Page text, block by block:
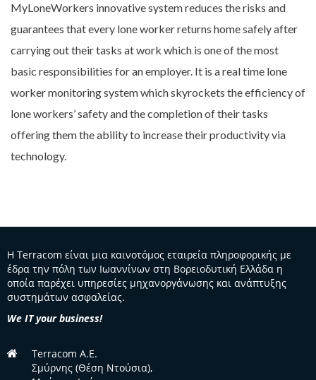
MyLoneWorkers M.A.R.S.
μοναχικούς εργαζομένους σας
Media
MyLoneWorkers innovative system reduces the risks and
guarantees that every lone worker returns home safely after
carrying out their tasks at work which is one of the most
basic responsibilities for an employer. It is a real time lone
worker monitoring system which skyrockets the efficiency of
lone workers’ safety and the completion of their tasks
offering them the ability to increase their productivity via
technology.
Η Terracom είναι μια καινοτόμος εταιρεία πληροφορικής με
έδρα την πόλη των Ιωαννίνων στη Βορειοδυτική Ελλάδα η
οποία παρέχει υπηρεσίες μηχανοργάνωσης και ανάπτυξης
συστημάτων ασφαλείας.
We IT your business!
Terracom A.E.
Σμύρνης (Θέση Ντούσια),